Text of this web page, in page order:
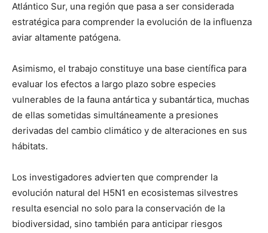
Atlántico Sur, una región que pasa a ser considerada
estratégica para comprender la evolución de la influenza
aviar altamente patógena.
Asimismo, el trabajo constituye una base científica para
evaluar los efectos a largo plazo sobre especies
vulnerables de la fauna antártica y subantártica, muchas
de ellas sometidas simultáneamente a presiones
derivadas del cambio climático y de alteraciones en sus
hábitats.
Los investigadores advierten que comprender la
evolución natural del H5N1 en ecosistemas silvestres
resulta esencial no solo para la conservación de la
biodiversidad, sino también para anticipar riesgos